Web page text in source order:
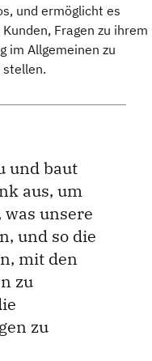
und ermöglicht es
Fragen zu ihrem
im Allgemeinen zu
stellen.
und baut
aus, um
was unsere
und so die
mit den
zu
zu